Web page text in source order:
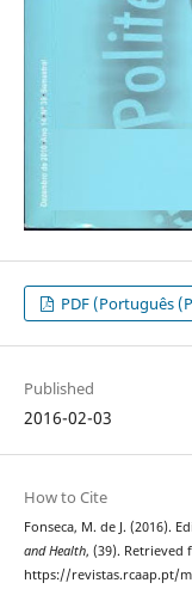
PDF (Português
Published
2016-02-03
How to Cite
Fonseca, M. de J. (2016).
and Health, (39). Retrieved
https://revistas.rcaap.pt/